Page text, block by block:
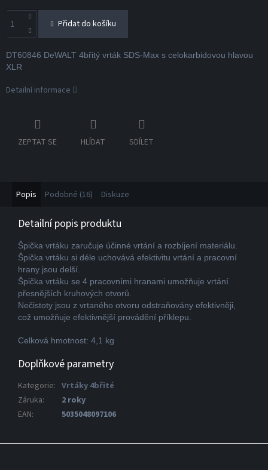
Přidat do košíku
DT60846 DeWALT 4břitý vrták SDS-Max s celokarbidovou hlavou
XLR
Detailní informace
ZEPTAT SE HLÍDAT SDÍLET
Popis Podobné (16) Diskuze
Detailní popis produktu
Špička vrtáku zaručuje účinné vrtání a rozbíjení materiálu.
Špička vrtáku si déle uchovává efektivitu vrtání a pracovní
hrany jsou delší.
Špička vrtáku se 4 pracovními hranami umožňuje vrtání
přesnějších kruhových otvorů.
Nečistoty jsou z vrtaného otvoru odstraňovány efektivněji,
což umožňuje efektivnější provádění příklepu.
Celková hmotnost: 4,1 kg
Doplňkové parametry
Kategorie: Vrtáky 4břité
Záruka:
2 roky
EAN: 5035048097106
Z